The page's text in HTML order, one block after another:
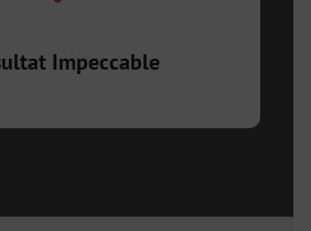
Impeccable